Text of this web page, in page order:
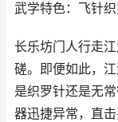
武学特色：飞针
长乐坊门人行走
磋。即便如此，
是织罗针还是无
器迅捷异常，直